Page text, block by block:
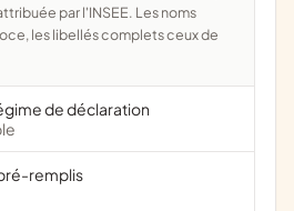
par l'INSEE. Les noms
les libellés complets ceux de
de déclaration
remplis